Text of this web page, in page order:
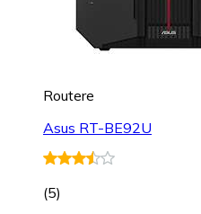
Routere
Asus RT-BE92U
(5)